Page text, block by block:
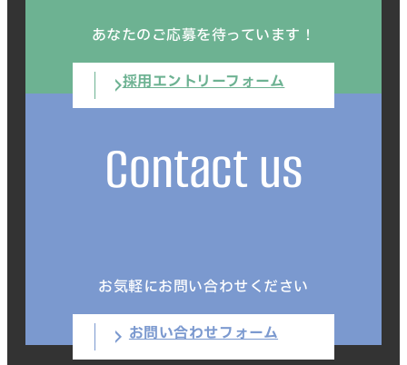
あなたのご応募を待っています！
採用エントリーフォーム
Contact us
お気軽にお問い合わせください
お問い合わせフォーム